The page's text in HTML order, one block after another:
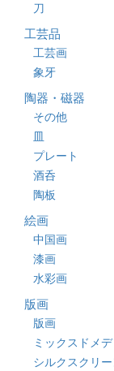
刀
工芸品
工芸画
象牙
陶器・磁器
その他
皿
プレート
酒呑
陶板
絵画
中国画
漆画
水彩画
版画
版画
ミックスドメ
シルクスクリー